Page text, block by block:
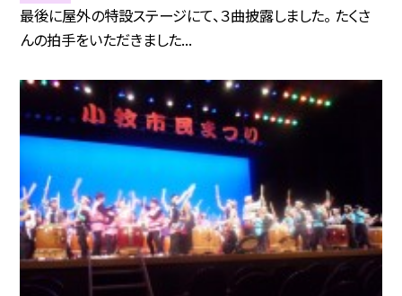
最後に屋外の特設ステージにて、３曲披露しました。 たくさ
んの拍手をいただきました...